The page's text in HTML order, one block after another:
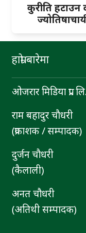
कुरीति हटाउन
हाम्रो बारेमा
ओजरार मिडिया प्रा.
राम बहादुर चाैधरी
(प्रकाशक / सम्पादक)
दुर्जन चाैधरी
(कैलाली)
अनत चौधरी
(अतिथी सम्पादक)